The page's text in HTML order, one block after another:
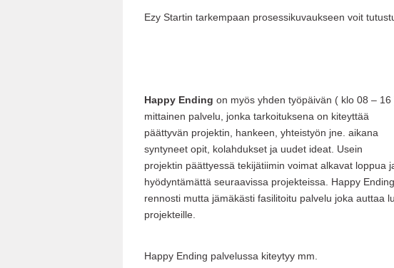
Ezy Startin tarkempaan prosessikuvaukseen voit
Happy Ending on myös yhden työpäivän ( klo 08 – 16
mittainen palvelu, jonka tarkoituksena on kiteyttää
päättyvän projektin, hankeen, yhteistyön jne. aikana
syntyneet opit, kolahdukset ja uudet ideat. Usein
projektin päättyessä tekijätiimin voimat alkavat loppua
hyödyntämättä seuraavissa projekteissa. Happy
rennosti mutta jämäkästi fasilitoitu palvelu joka auttaa
projekteille.
Happy Ending palvelussa kiteytyy mm.